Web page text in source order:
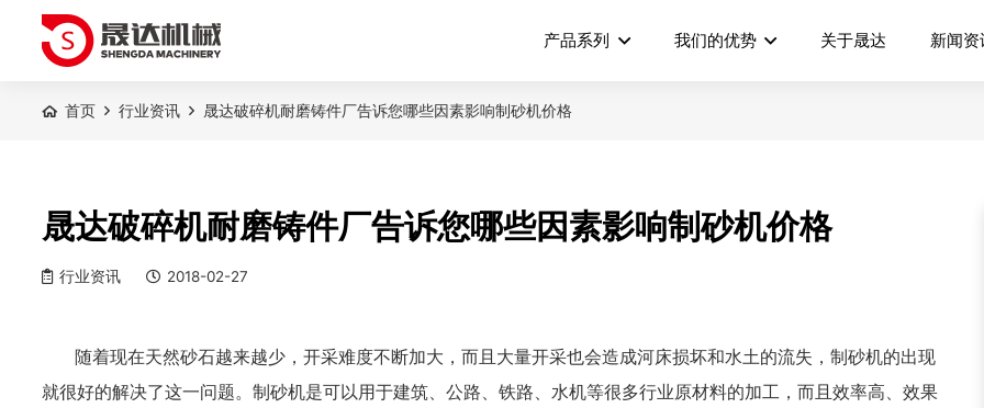
产品系列 我们的优势 关于晟达 新闻资
首页 行业资讯 晟达破碎机耐磨铸件厂告诉您哪些因素影响制砂机价格
晟达破碎机耐磨铸件厂告诉您哪些因素影响制砂机价格
行业资讯 2018-02-27
随着现在天然砂石越来越少，开采难度不断加大，而且大量开采也会造成河床损坏和水土的流失，制砂机的出现
就很好的解决了这一问题。制砂机是可以用于建筑、公路、铁路、水机等很多行业原材料的加工，而且效率高、效果